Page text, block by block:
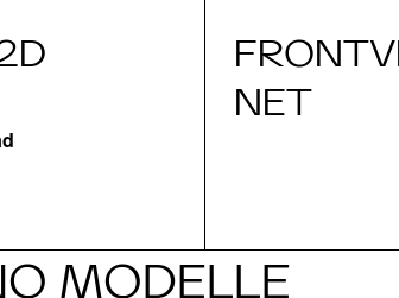
NET
MODELLE